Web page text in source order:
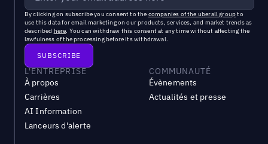
By clicking on subscribe you consent to the companies of the uberall groupto
use this data for email marketing on our products, services, and market trends as
described here. You can withdraw this consent at any time without affecting the
lawfulness of the processing before its withdrawal.
L'ENTREPRISE
À propos
Carrières
AI Information
Lanceurs d'alerte
COMMUNAUTÉ
Évènements
Actualités et presse